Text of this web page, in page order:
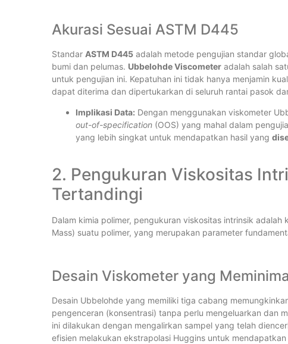
Akurasi Sesuai ASTM D445
Standar ASTM D445 adalah metode pengujian standar
bumi dan pelumas. Ubbelohde Viscometer adalah salah
untuk pengujian ini. Kepatuhan ini tidak hanya menjamin
dapat diterima dan dipertukarkan di seluruh rantai pasok
Implikasi Data: Dengan menggunakan viskometer
out-of-specification (OOS) yang mahal dalam
yang lebih singkat untuk mendapatkan hasil yang
2. Pengukuran Viskositas
Tertandingi
Dalam kimia polimer, pengukuran viskositas intrinsik
Mass) suatu polimer, yang merupakan parameter
Desain Viskometer yang
Desain Ubbelohde yang memiliki tiga cabang
pengenceran (konsentrasi) tanpa perlu mengeluarkan dan
ini dilakukan dengan mengalirkan sampel yang telah
efisien melakukan ekstrapolasi Huggins untuk mendapatkan